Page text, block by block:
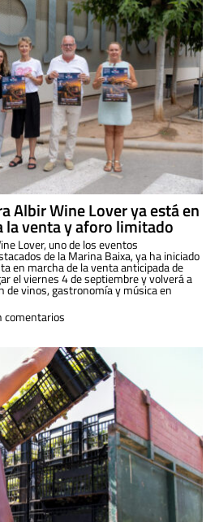
Albir Wine Lover ya está en
la venta y aforo limitado
Lover, uno de los eventos
de la Marina Baixa, ya ha iniciado
en marcha de la venta anticipada de
el viernes 4 de septiembre y volverá a
de vinos, gastronomía y música en
comentarios